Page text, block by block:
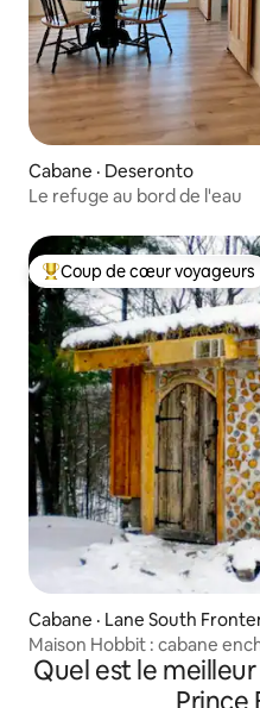
Cabane · Deseronto
Le refuge au bord de l'eau
Coup de cœur voyageurs
Coup de cœur voyageurs
Cabane · Lane South
Maison Hobbit : cabane
Quel est le